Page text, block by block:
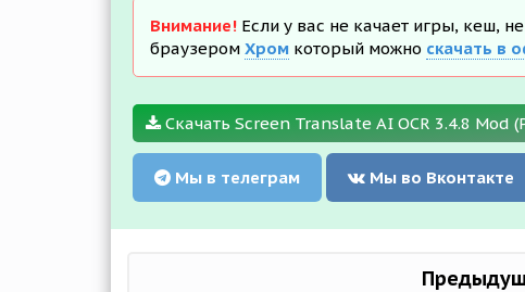
Внимание! Если у вас не качает игры, кеш,
браузером Хром который можно скачать в
Скачать Screen Translate AI OCR 3.4.8 Mod
Мы в телеграм Мы во Вконтакте